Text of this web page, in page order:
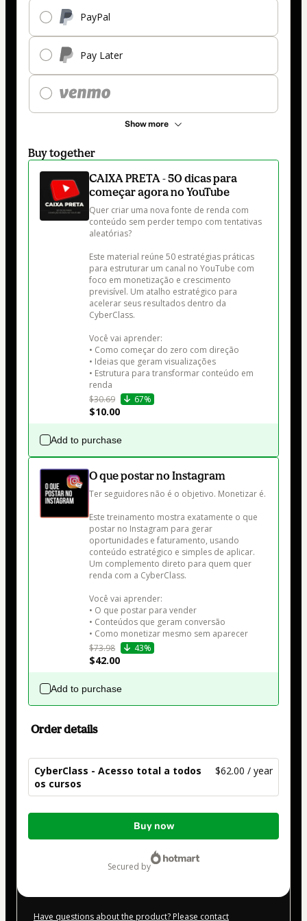
PayPal
Pay Later
Show more
Buy together
CAIXA PRETA - 50 dicas para
começar agora no YouTube
Quer criar uma nova fonte de renda com
conteúdo sem perder tempo com tentativas
aleatórias?
Este material reúne 50 estratégias práticas
para estruturar um canal no YouTube com
foco em monetização e crescimento
previsível. Um atalho estratégico para
acelerar seus resultados dentro da
CyberClass.
Você vai aprender:
• Como começar do zero com direção
• Ideias que geram visualizações
• Estrutura para transformar conteúdo em
renda
$30.69
67%
$10.00
Add to purchase
O que postar no Instagram
Ter seguidores não é o objetivo. Monetizar é.
Este treinamento mostra exatamente o que
postar no Instagram para gerar
oportunidades e faturamento, usando
conteúdo estratégico e simples de aplicar.
Um complemento direto para quem quer
renda com a CyberClass.
Você vai aprender:
• O que postar para vender
• Conteúdos que geram conversão
• Como monetizar mesmo sem aparecer
$73.98
43%
$42.00
Add to purchase
Order details
CyberClass - Acesso total a todos
os cursos
$62.00 / year
Total
Buy now
secured by
Have questions about the product? Please contact